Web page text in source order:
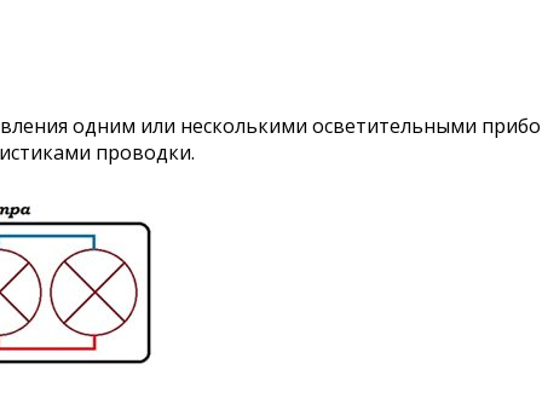
одним или несколькими осветительными
проводки.